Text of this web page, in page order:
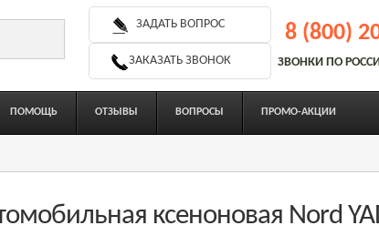
ЗАДАТЬ ВОПРОС
ЗАКАЗАТЬ ЗВОНОК
8 (800)
ЗВОНКИ ПО
ПОМОЩЬ ОТЗЫВЫ ВОПРОСЫ ПРОМО-АКЦИИ
ксеноновая Nord